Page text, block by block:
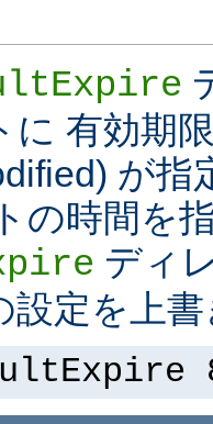
に 有効期
が
の時間を
ディ
設定を上書